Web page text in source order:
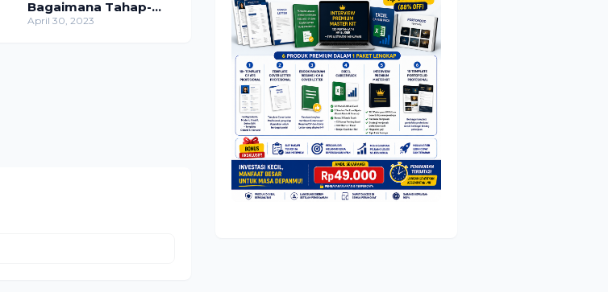
Bagaimana Tahap-
tahapnya?
April 30, 2023